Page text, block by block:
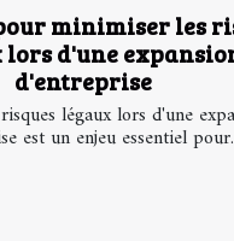
minimiser les
lors d'une
d'entreprise
légaux lors d'une
est un enjeu essentiel